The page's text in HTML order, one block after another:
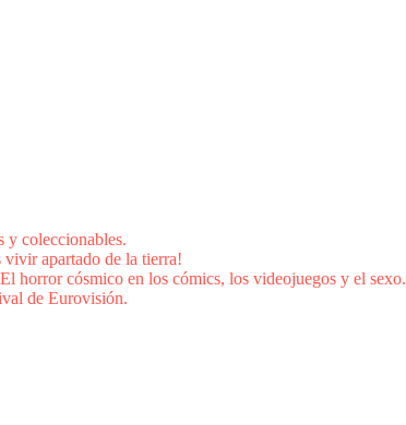
y coleccionables.
apartado de la tierra!
horror cósmico en los cómics, los videojuegos y el sexo.
de Eurovisión.